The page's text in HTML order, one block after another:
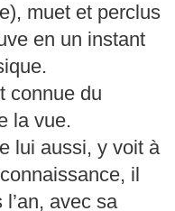
muet et perclus
en un instant
connue du
la vue.
lui aussi, y voit à
il
avec sa